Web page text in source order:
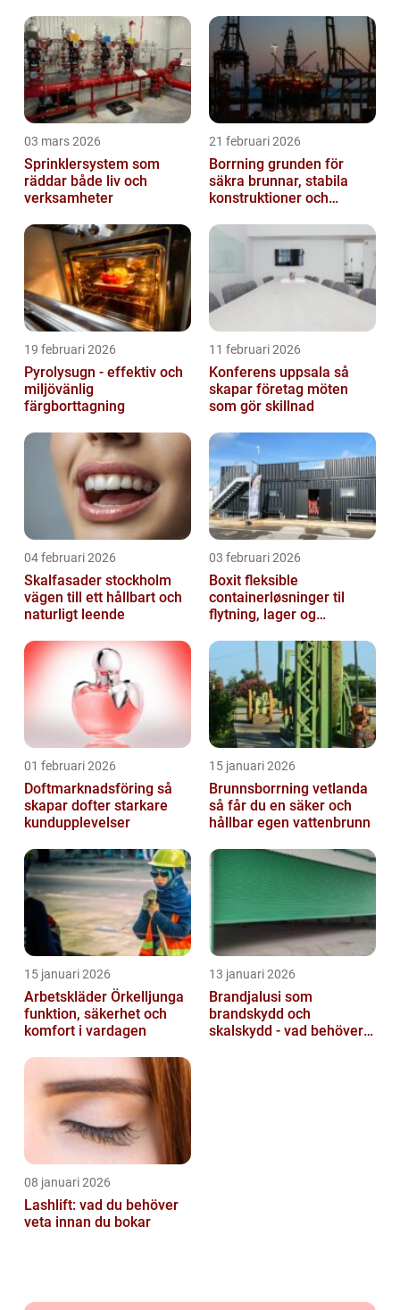
03 mars 2026
Sprinklersystem som
räddar både liv och
verksamheter
21 februari 2026
Borrning grunden för
säkra brunnar, stabila
konstruktioner och
19 februari 2026
Pyrolysugn - effektiv och
miljövänlig
färgborttagning
11 februari 2026
Konferens uppsala så
skapar företag möten
som gör skillnad
04 februari 2026
Skalfasader stockholm
vägen till ett hållbart och
naturligt leende
03 februari 2026
Boxit fleksible
containerløsninger til
flytning, lager og
01 februari 2026
Doftmarknadsföring så
skapar dofter starkare
kundupplevelser
15 januari 2026
Brunnsborrning vetlanda
så får du en säker och
hållbar egen vattenbrunn
15 januari 2026
Arbetskläder Örkelljunga
funktion, säkerhet och
komfort i vardagen
13 januari 2026
Brandjalusi som
brandskydd och
skalskydd - vad behöver
08 januari 2026
Lashlift: vad du behöver
veta innan du bokar